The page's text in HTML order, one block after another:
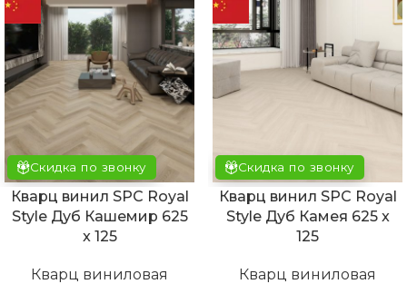
Скидка по звонку
Кварц винил SPC Royal
Style Дуб Кашемир 625
x 125
Кварц виниловая
Скидка по звонку
Кварц винил SPC Royal
Style Дуб Камея 625 x
125
Кварц виниловая